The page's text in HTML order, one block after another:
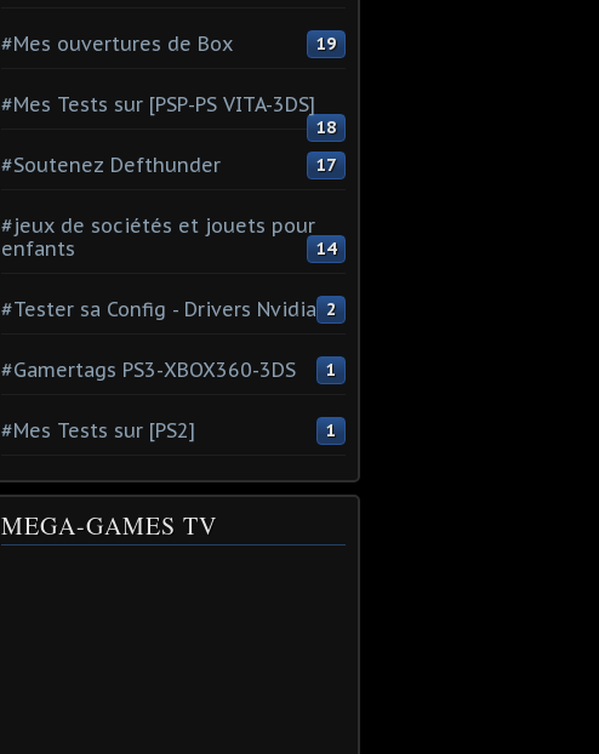
#Mes ouvertures de Box 19
#Mes Tests sur [PSP-PS VITA-3DS]
18
#Soutenez Defthunder 17
#jeux de sociétés et jouets pour
enfants
14
#Tester sa Config - Drivers Nvidia 2
#Gamertags PS3-XBOX360-3DS 1
#Mes Tests sur [PS2] 1
MEGA-GAMES TV